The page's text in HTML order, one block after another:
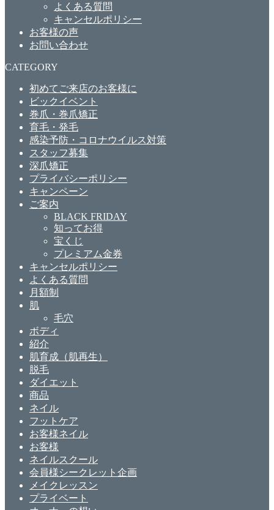
よくある質問
キャンセルポリシー
お客様の声
お問い合わせ
CATEGORY
初めてご来店のお客様に
ビックイベント
巻爪・巻爪矯正
育毛・発毛
感染予防・コロナウイルス対策
スタッフ募集
深爪矯正
プライバシーポリシー
キャンペーン
ご案内
BLACK FRIDAY
知ってお得
宝くじ
プレミアム金券
キャンセルポリシー
よくある質問
月額制
肌
毛穴
ボディ
紹介
肌育成（肌再生）
脱毛
ダイエット
商品
ネイル
フットケア
お客様ネイル
お客様
ネイルスクール
会員様シークレット企画
メイクレッスン
プライベート